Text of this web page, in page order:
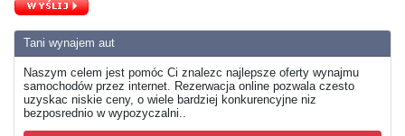
Tani wynajem aut
Naszym celem jest pomóc Ci znalezc najlepsze oferty wynajmu
samochodów przez internet. Rezerwacja online pozwala czesto
uzyskac niskie ceny, o wiele bardziej konkurencyjne niz
bezposrednio w wypozyczalni..